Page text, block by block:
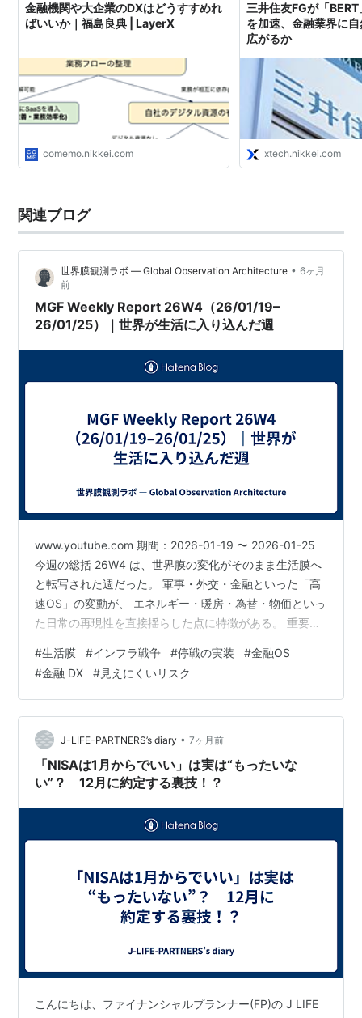
金融機関や大企業のDXはどうすすめれ
ばいいか｜福島良典 | LayerX
comemo.nikkei.com
三井住友FGが「
を加速、金融業界に
広がるか
xtech.nikkei.com
関連ブログ
世界膜観測ラボ — Global Observation Architecture • 6ヶ月
前
MGF Weekly Report 26W4（26/01/19–
26/01/25）｜世界が生活に入り込んだ週
www.youtube.com 期間：2026-01-19 〜 2026-01-25
今週の総括 26W4 は、世界膜の変化がそのまま生活膜へ
と転写された週だった。 軍事・外交・金融といった「高
速OS」の変動が、 エネルギー・暖房・為替・物価といっ
た日常の再現性を直接揺らした点に特徴がある。 重要な
していた構造的張力が、生活側にまで到達したという点
にある。 1. ウクライナ｜戦争が“都市の熱”を奪う段階へ
観測 ロシアによる攻撃により、キーウを中心に多数の集
合住宅が暖房を失った。 冬季という条件下で、これは単
なるインフラ破壊ではなく、生活OS…
#生活膜 #インフラ戦争 #停戦の実装 #金融OS
#金融 DX #見えにくいリスク
J-LIFE-PARTNERS’s diary • 7ヶ月前
「NISAは1月からでいい」は実は“もったいな
い”？ 12月に約定する裏技！？
こんにちは、ファイナンシャルプランナー(FP)の J LIFE